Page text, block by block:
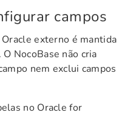
campos
externo é mantida
NocoBase não cria
nem exclui campos
no Oracle for